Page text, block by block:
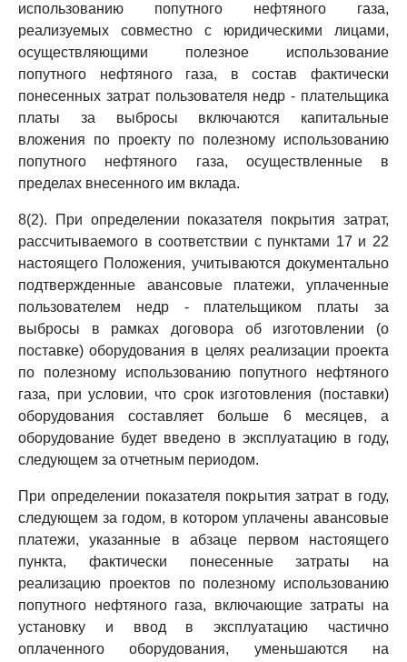
использованию попутного нефтяного газа,
реализуемых совместно с юридическими лицами,
осуществляющими полезное использование
попутного нефтяного газа, в состав фактически
понесенных затрат пользователя недр - плательщика
платы за выбросы включаются капитальные
вложения по проекту по полезному использованию
попутного нефтяного газа, осуществленные в
пределах внесенного им вклада.
8(2). При определении показателя покрытия затрат,
рассчитываемого в соответствии с пунктами 17 и 22
настоящего Положения, учитываются документально
подтвержденные авансовые платежи, уплаченные
пользователем недр - плательщиком платы за
выбросы в рамках договора об изготовлении (о
поставке) оборудования в целях реализации проекта
по полезному использованию попутного нефтяного
газа, при условии, что срок изготовления (поставки)
оборудования составляет больше 6 месяцев, а
оборудование будет введено в эксплуатацию в году,
следующем за отчетным периодом.
При определении показателя покрытия затрат в году,
следующем за годом, в котором уплачены авансовые
платежи, указанные в абзаце первом настоящего
пункта, фактически понесенные затраты на
реализацию проектов по полезному использованию
попутного нефтяного газа, включающие затраты на
установку и ввод в эксплуатацию частично
оплаченного оборудования, уменьшаются на